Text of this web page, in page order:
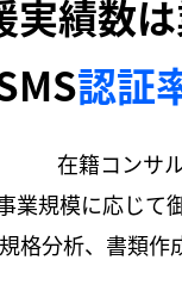
実績数
認証
在籍コンサ
業規模に応じて
格分析、書類